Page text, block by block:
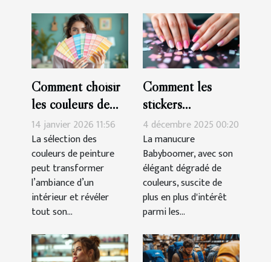
Comment choisir
les couleurs de
peinture pour
harmoniser votre
espace ?
14 janvier 2026 11:56
La sélection des
couleurs de peinture
peut transformer
l’ambiance d’un
intérieur et révéler
tout son...
Comment les
stickers
simplifient-ils la
réalisation d'une
manucure
Babyboomer ?
4 décembre 2025 00:20
La manucure
Babyboomer, avec son
élégant dégradé de
couleurs, suscite de
plus en plus d'intérêt
parmi les...